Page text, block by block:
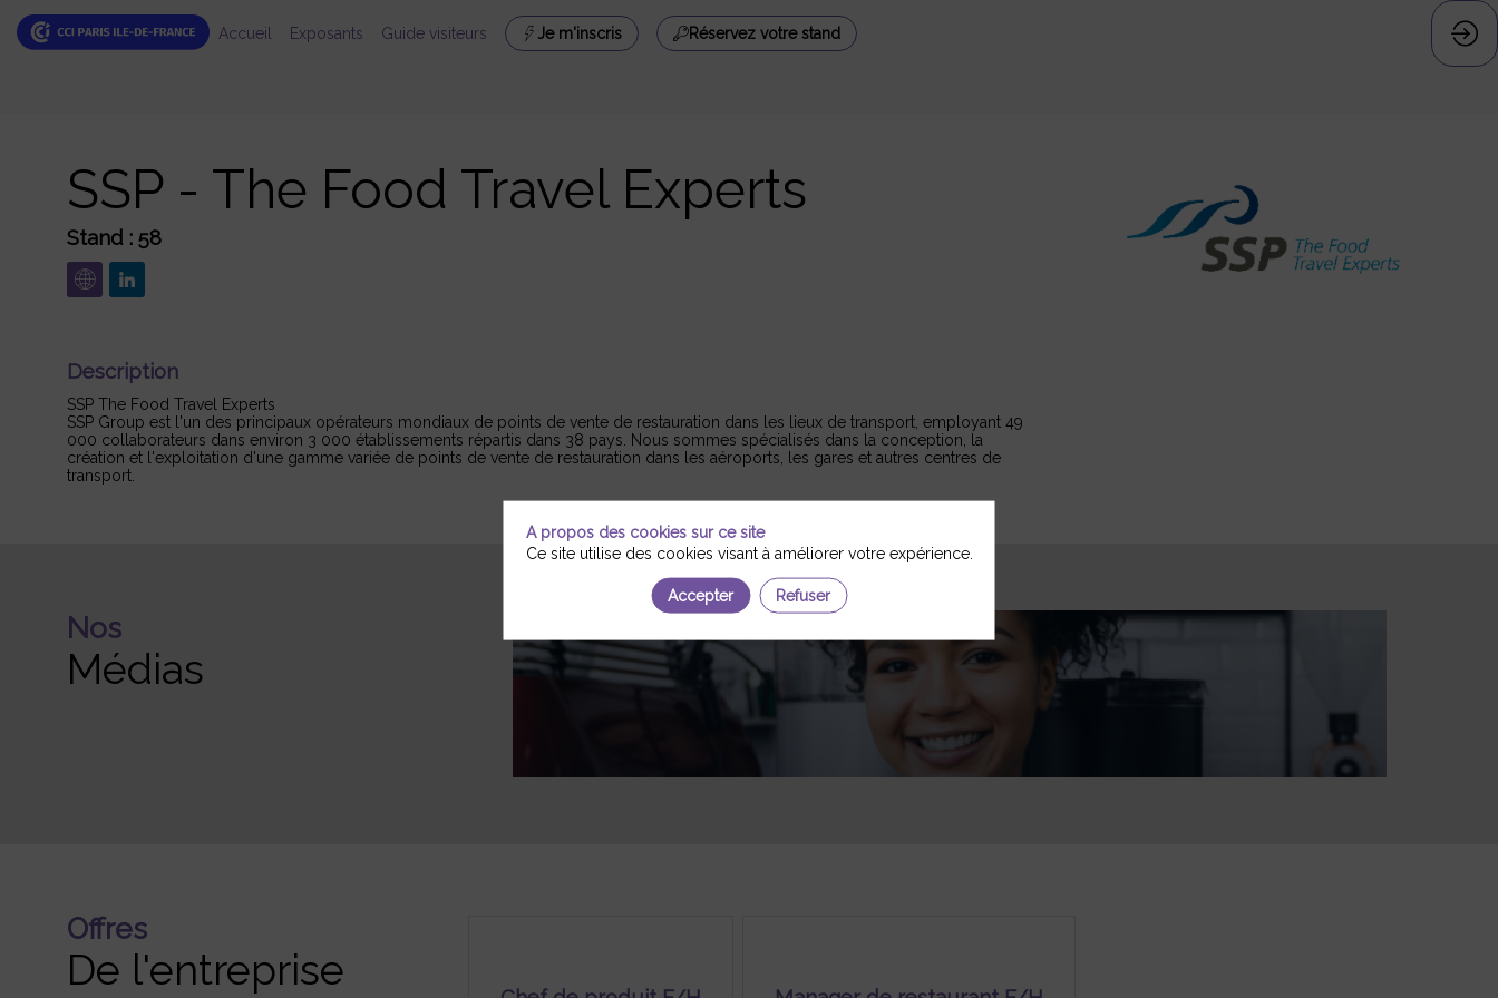
Accueil Exposants Guide visiteurs Je m'inscris Réservez votre stand
SSP - The Food Travel Experts
Stand : 58
Description
SSP The Food Travel Experts
SSP Group est l'un des principaux opérateurs mondiaux de points de vente de restauration dans les lieux de transport, employant 49
000 collaborateurs dans environ 3 000 établissements répartis dans 38 pays. Nous sommes spécialisés dans la conception, la
création et l'exploitation d'une gamme variée de points de vente de restauration dans les aéroports, les gares et autres centres de
transport.
Nos
Médias
Offres
De l'entreprise
A propos des cookies sur ce site
Ce site utilise des cookies visant à améliorer votre expérience.
Accepter Refuser